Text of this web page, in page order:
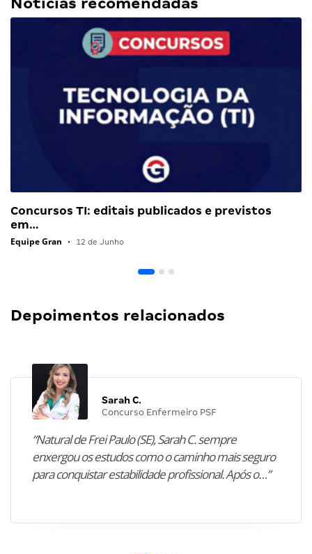
Concursos TI: editais publicados e previstos
em…
Equipe Gran • 12 de Junho
Depoimentos relacionados
Sarah C.
Concurso Enfermeiro PSF
“Natural de Frei Paulo (SE), Sarah C. sempre
enxergou os estudos como o caminho mais seguro
para conquistar estabilidade profissional. Após o…”